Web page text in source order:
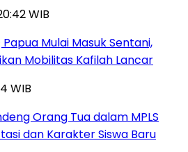
WIB
Mulai Masuk Sentani,
Mobilitas Kafilah Lancar
WIB
Orang Tua dalam MPLS
dan Karakter Siswa Baru